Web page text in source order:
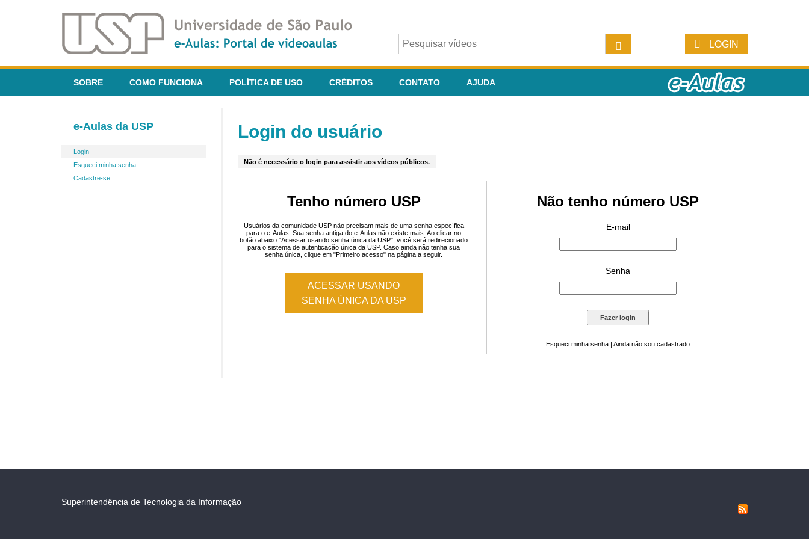
LOGIN
SOBRE COMO FUNCIONA POLÍTICA DE USO CRÉDITOS CONTATO AJUDA
e-Aulas da USP
Login
Esqueci minha senha
Cadastre-se
Login do usuário
Não é necessário o login para assistir aos vídeos públicos.
Tenho número USP
Usuários da comunidade USP não precisam mais de uma senha específica
para o e-Aulas. Sua senha antiga do e-Aulas não existe mais. Ao clicar no
botão abaixo "Acessar usando senha única da USP", você será redirecionado
para o sistema de autenticação única da USP. Caso ainda não tenha sua
senha única, clique em "Primeiro acesso" na página a seguir.
ACESSAR USANDO
SENHA ÚNICA DA USP
Não tenho número USP
E-mail
Senha
Esqueci minha senha | Ainda não sou cadastrado
Superintendência de Tecnologia da Informação